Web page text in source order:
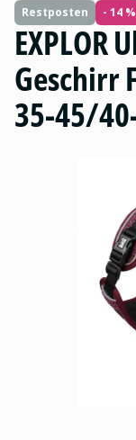
Restposten - 14 %
EXPLOR
Geschirr
35-45/